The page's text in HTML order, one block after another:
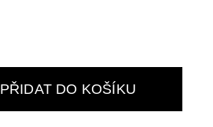
PŘIDAT DO KOŠÍKU